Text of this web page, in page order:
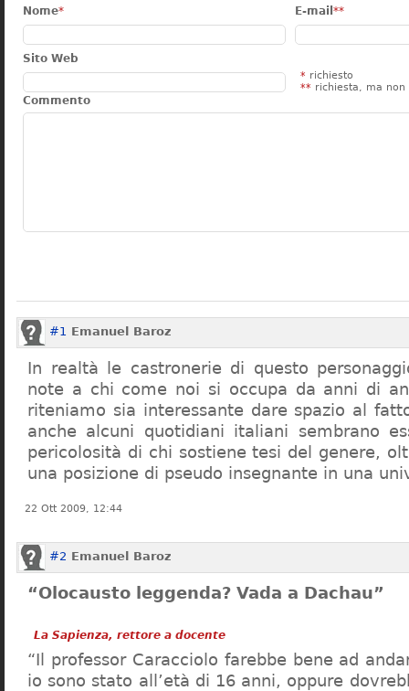
Nome* E-mail **
Sito Web
* richiesto
** richiesta, ma non
Commento
#1 Emanuel Baroz
In realtà le castronerie di questo
note a chi come noi si occupa da anni di
riteniamo sia interessante dare spazio al fatto
anche alcuni quotidiani italiani sembrano
pericolosità di chi sostiene tesi del genere,
una posizione di pseudo insegnante in una
22 Ott 2009, 12:44
#2 Emanuel Baroz
“Olocausto leggenda? Vada a Dachau”
La Sapienza, rettore a docente
“Il professor Caracciolo farebbe bene ad
io sono stato all’età di 16 anni, oppure